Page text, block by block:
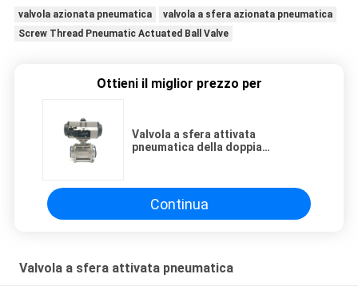
valvola azionata pneumatica
valvola a sfera azionata pneumatica
Screw Thread Pneumatic Actuated Ball Valve
Ottieni il miglior prezzo per
Valvola a sfera attivata
pneumatica della doppia
Continua
Valvola a sfera attivata pneumatica